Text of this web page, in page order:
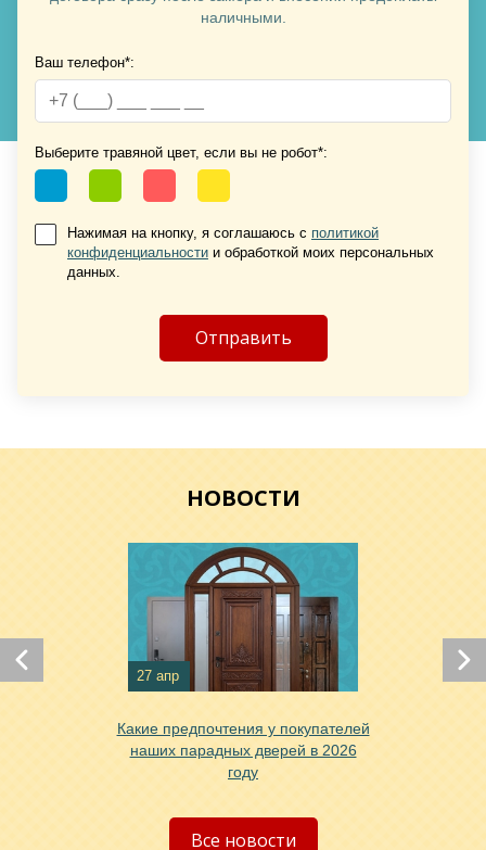
Хочу такую
Хочу такую
Хочу такую
Хочу такую
наличными.
Ваш телефон*:
Выберите травяной цвет, если вы не робот*:
Нажимая на кнопку, я соглашаюсь с политикой
конфиденциальности и обработкой моих персональных
данных.
НОВОСТИ
27 апр
Какие предпочтения у покупателей
наших парадных дверей в 2026
году
Все новости